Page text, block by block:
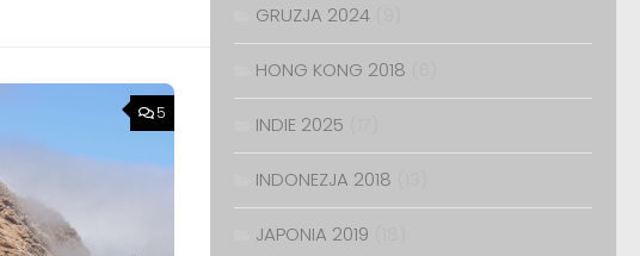
5
GRUZJA 2024
HONG KONG 2018
INDIE 2025
INDONEZJA 2018
JAPONIA 2019